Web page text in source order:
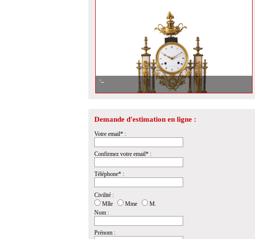
Demande d'estimation en ligne :
Votre email* :
Confirmez votre email* :
Téléphone* :
Civilité :
Mlle
Mme
M.
Nom :
Prénom :